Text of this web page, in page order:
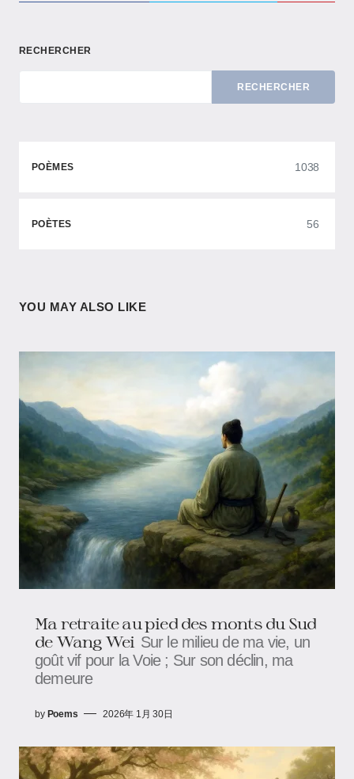
RECHERCHER
RECHERCHER
POÈMES 1038
POÈTES 56
YOU MAY ALSO LIKE
Ma retraite au pied des monts du Sud
de Wang Wei Sur le milieu de ma vie, un
goût vif pour la Voie ; Sur son déclin, ma
demeure
by Poems 2026年 1月 30日